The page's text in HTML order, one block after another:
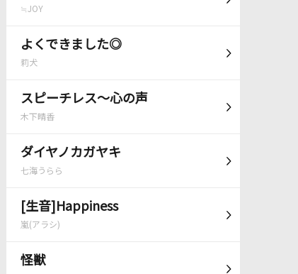
≒JOY
よくできました◎
莉犬
スピーチレス～心の声
木下晴香
ダイヤノカガヤキ
七海うらら
[生音]Happiness
嵐(アラシ)
怪獣